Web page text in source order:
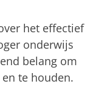
het effectief
onderwijs
belang om
te houden.